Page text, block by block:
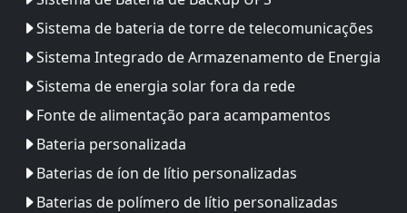
Sistema de bateria de torre de telecomunicações
Sistema Integrado de Armazenamento de Energia
Sistema de energia solar fora da rede
Fonte de alimentação para acampamentos
Bateria personalizada
Baterias de íon de lítio personalizadas
Baterias de polímero de lítio personalizadas